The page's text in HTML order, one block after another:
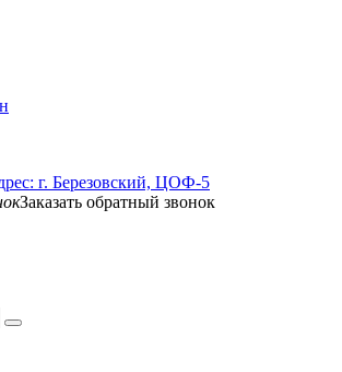
г. Березовский, ЦОФ-5
Заказать обратный звонок